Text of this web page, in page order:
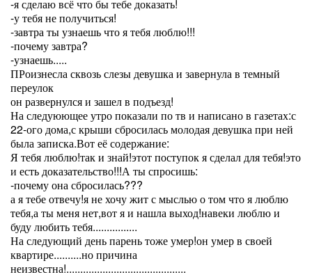
-я сделаю всё что бы тебе доказать!
-у тебя не получиться!
-завтра ты узнаешь что я тебя люблю!!!
-почему завтра?
-узнаешь.....
ПРоизнесла сквозь слезы девушка и завернула в темный
переулок
он развернулся и зашел в подъезд!
На следуюющее утро показали по тв и написано в газетах:с
22-ого дома,с крыши сбросилась молодая девушка при ней
была записка.Вот её содержание:
Я тебя люблю!так и знай!этот поступок я сделал для тебя!это
и есть доказательство!!!А ты спросишь:
-почему она сбросилась???
а я тебе отвечу!я не хочу жит с мыслью о том что я люблю
тебя,а ты меня нет,вот я и нашла выход!навеки люблю и
буду любить тебя................
На следующий день парень тоже умер!он умер в своей
квартире..........но причина
неизвестна!...........................................